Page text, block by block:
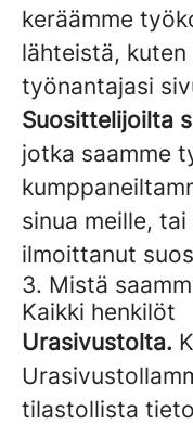
keräämme
lähteistä,
työnantajasi
Suosittelijoilta
jotka saamme
sinua meille,
ilmoittanut
3. Mistä
Kaikki henkilöt
Urasivustolta.
tilastollista